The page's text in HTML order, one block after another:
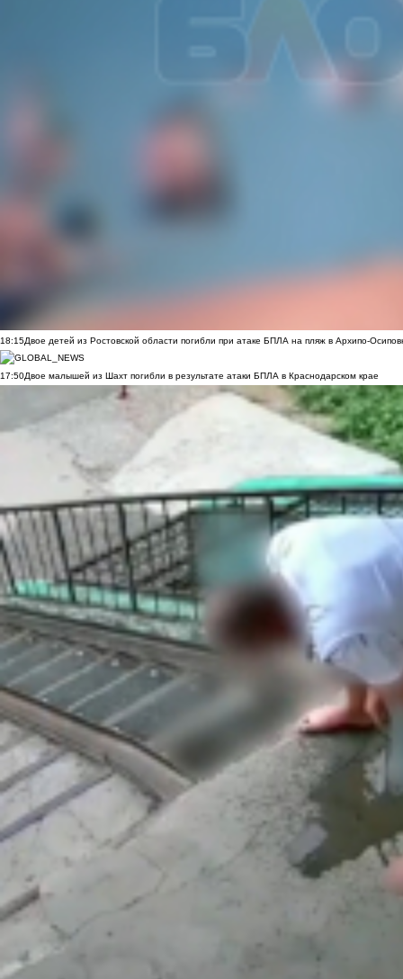
18:15Двое детей из Ростовской области погибли при атаке БПЛА на пляж в Архипо-
17:50Двое малышей из Шахт погибли в результате атаки БПЛА в Краснодарском крае